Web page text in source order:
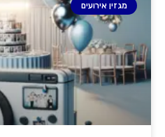
מגזין אירועים